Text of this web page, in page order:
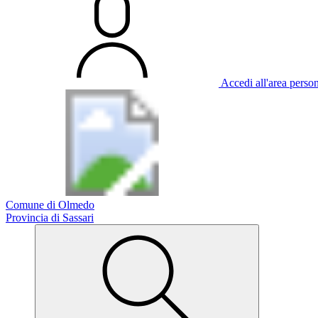
Accedi all'area
Comune di Olmedo
Provincia di Sassari